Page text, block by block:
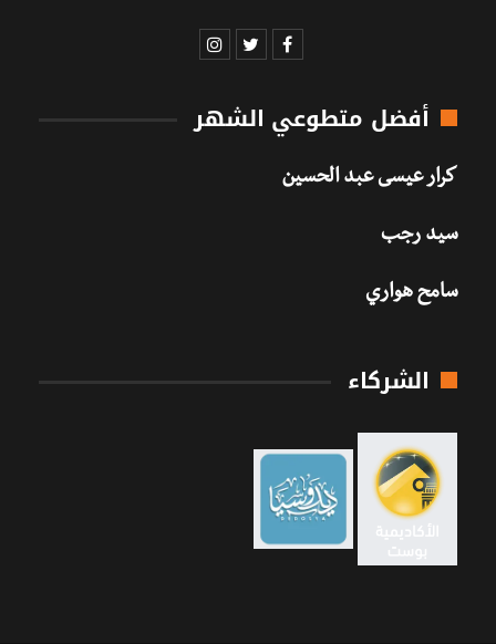
أفضل متطوعي الشهر
كرار عيسى عبد الحسين
سيد رجب
سامح هواري
الشركاء